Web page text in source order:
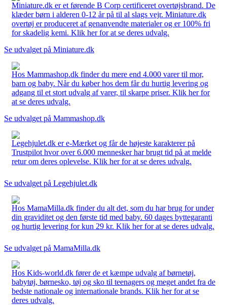
Miniature.dk er et førende B Corp certificeret overtøjsbrand. De
klæder børn i alderen 0-12 år på til al slags vejr. Miniature.dk
overtøj er produceret af genanvendte materialer og er 100% fri
for skadelig kemi. Klik her for at se deres udvalg.
Se udvalget på Miniature.dk
Hos Mammashop.dk finder du mere end 4.000 varer til mor,
barn og baby. Når du køber hos dem får du hurtig levering og
adgang til et stort udvalg af varer, til skarpe priser. Klik her for
at se deres udvalg.
Se udvalget på Mammashop.dk
Legehjulet.dk er e-Mærket og får de højeste karakterer på
Trustpilot hvor over 6.000 mennesker har brugt tid på at melde
retur om deres oplevelse. Klik her for at se deres udvalg.
Se udvalget på Legehjulet.dk
Hos MamaMilla.dk finder du alt det, som du har brug for under
din graviditet og den første tid med baby. 60 dages byttegaranti
og hurtig levering for kun 29 kr. Klik her for at se deres udvalg.
Se udvalget på MamaMilla.dk
Hos Kids-world.dk fører de et kæmpe udvalg af børnetøj,
babytøj, børnesko, tøj og sko til teenagers og meget andet fra de
bedste nationale og internationale brands. Klik her for at se
deres udvalg.